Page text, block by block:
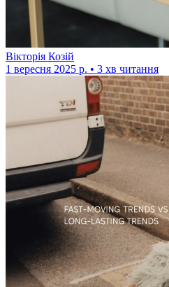
Вікторія Козій
1 вересня 2025 р. • 3 хв читання